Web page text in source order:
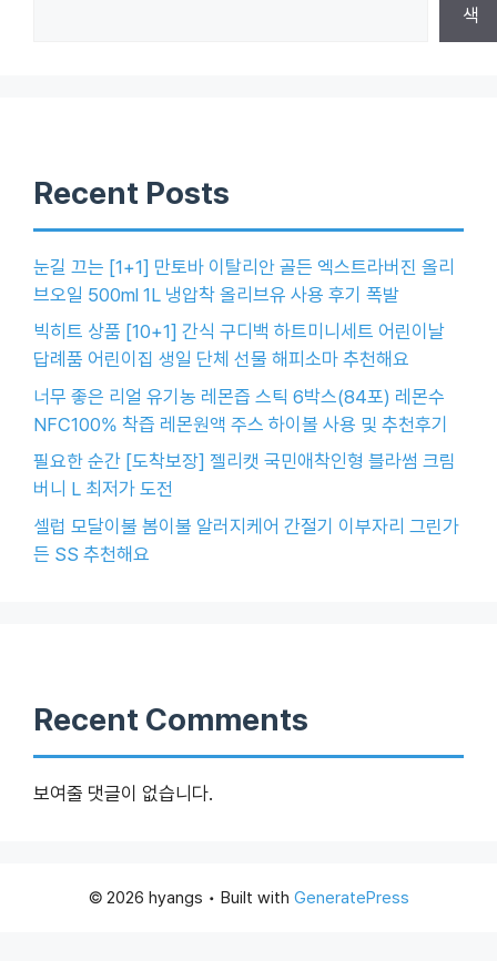
색
Recent Posts
눈길 끄는 [1+1] 만토바 이탈리안 골든 엑스트라버진 올리
브오일 500ml 1L 냉압착 올리브유 사용 후기 폭발
빅히트 상품 [10+1] 간식 구디백 하트미니세트 어린이날
답례품 어린이집 생일 단체 선물 해피소마 추천해요
너무 좋은 리얼 유기농 레몬즙 스틱 6박스(84포) 레몬수
NFC100% 착즙 레몬원액 주스 하이볼 사용 및 추천후기
필요한 순간 [도착보장] 젤리캣 국민애착인형 블라썸 크림
버니 L 최저가 도전
셀럽 모달이불 봄이불 알러지케어 간절기 이부자리 그린가
든 SS 추천해요
Recent Comments
보여줄 댓글이 없습니다.
© 2026 hyangs • Built with GeneratePress